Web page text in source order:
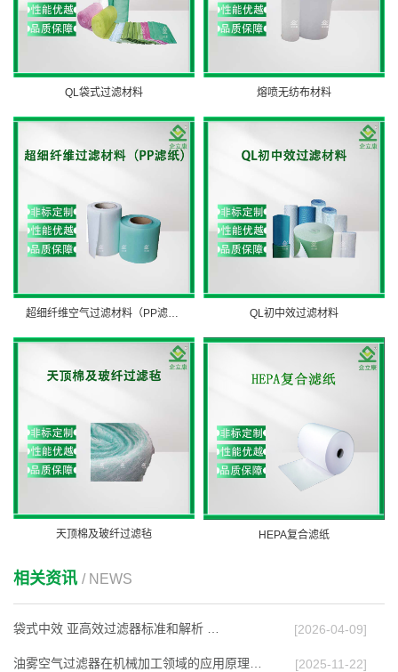
QL袋式过滤材料 熔喷无纺布材料
超细纤维空气过滤材料（PP滤纸） QL初中效过滤材料
天顶棉及玻纤过滤毡 HEPA复合滤纸
相关资讯 / NEWS
袋式中效 亚高效过滤器标准和解析 … [2026-04-09]
[2025-11-22]